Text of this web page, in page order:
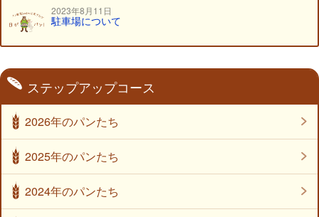
2023年8月11日
駐車場について
ステップアップコース
2026年のパンたち
2025年のパンたち
2024年のパンたち